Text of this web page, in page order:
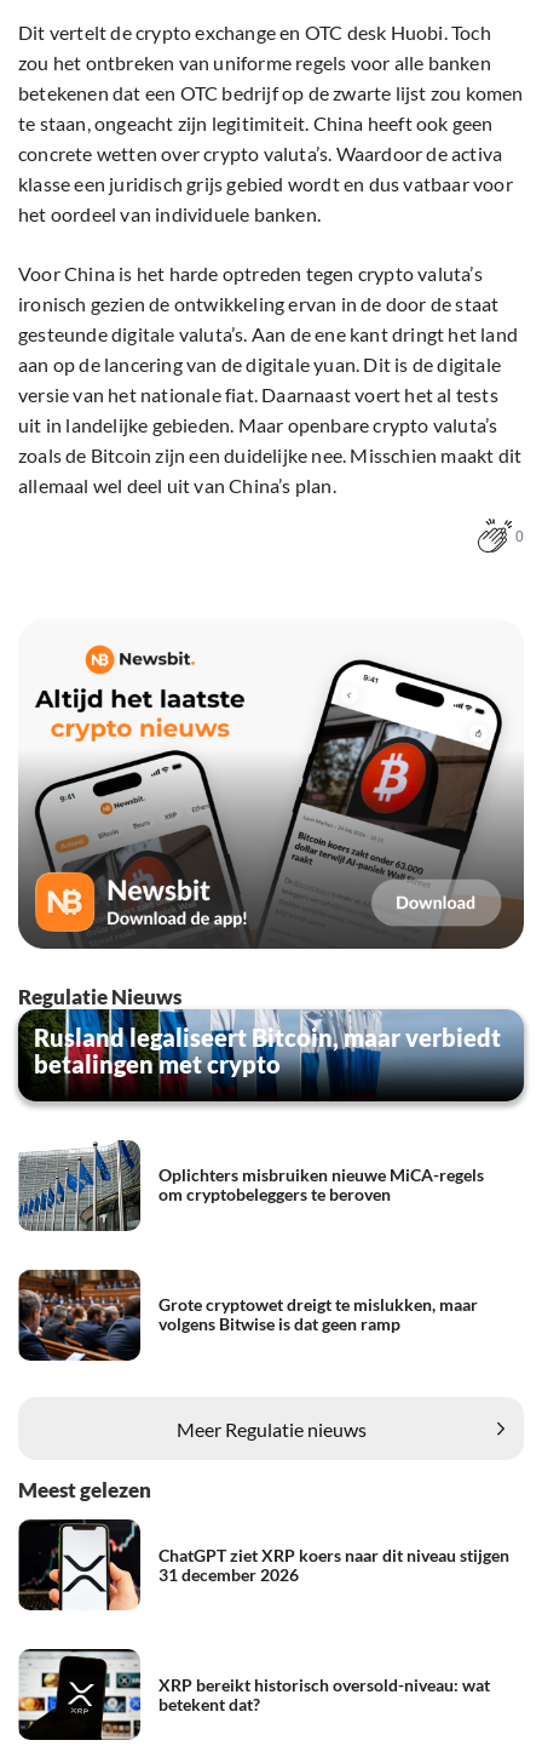
Dit vertelt de crypto exchange en OTC desk Huobi. Toch
zou het ontbreken van uniforme regels voor alle banken
betekenen dat een OTC bedrijf op de zwarte lijst zou komen
te staan, ongeacht zijn legitimiteit. China heeft ook geen
concrete wetten over crypto valuta’s. Waardoor de activa
klasse een juridisch grijs gebied wordt en dus vatbaar voor
het oordeel van individuele banken.
Voor China is het harde optreden tegen crypto valuta’s
ironisch gezien de ontwikkeling ervan in de door de staat
gesteunde digitale valuta’s. Aan de ene kant dringt het land
aan op de lancering van de digitale yuan. Dit is de digitale
versie van het nationale fiat. Daarnaast voert het al tests
uit in landelijke gebieden. Maar openbare crypto valuta’s
zoals de Bitcoin zijn een duidelijke nee. Misschien maakt dit
allemaal wel deel uit van China’s plan.
0
Regulatie Nieuws
Rusland legaliseert Bitcoin, maar verbiedt
betalingen met crypto
Oplichters misbruiken nieuwe MiCA-regels
om cryptobeleggers te beroven
Grote cryptowet dreigt te mislukken, maar
volgens Bitwise is dat geen ramp
Meer Regulatie nieuws
Meest gelezen
ChatGPT ziet XRP koers naar dit niveau stijgen
31 december 2026
XRP bereikt historisch oversold-niveau: wat
betekent dat?